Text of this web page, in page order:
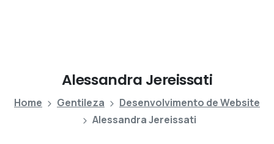
Alessandra Jereissati
Home Gentileza
Desenvolvimento de Website
Alessandra Jereissati